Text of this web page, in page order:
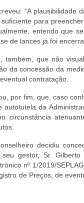
“A plausibilidade
para
entendo que
de lances já foi
também, que não
da concessão da
contratação.
por fim, que, caso
autotutela da
circunstância
decidiu
gestor, Sr.
nº 1/2019/
de Preços, de